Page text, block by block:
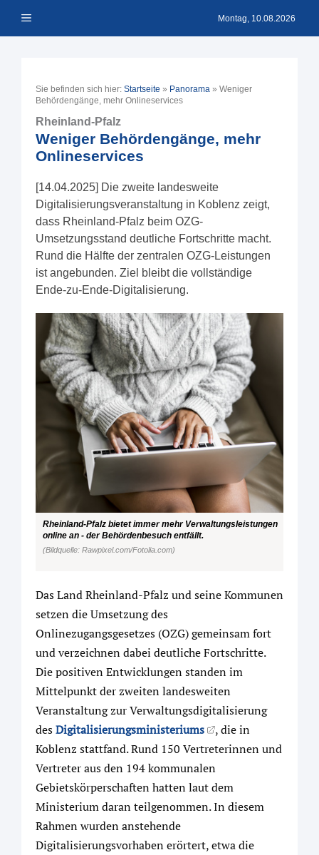
Inhalt Menü Montag, 10.08.2026
Sie befinden sich hier: Startseite » Panorama » Weniger
Behördengänge, mehr Onlineservices
Rheinland-Pfalz
Weniger Behördengänge, mehr
Onlineservices
[14.04.2025] Die zweite landesweite
Digitalisierungsveranstaltung in Koblenz zeigt,
dass Rheinland-Pfalz beim OZG-
Umsetzungsstand deutliche Fortschritte macht.
Rund die Hälfte der zentralen OZG-Leistungen
ist angebunden. Ziel bleibt die vollständige
Ende-zu-Ende-Digitalisierung.
Rheinland-Pfalz bietet immer mehr Verwaltungsleistungen
online an - der Behördenbesuch entfällt.
(Bildquelle: Rawpixel.com/Fotolia.com)
Das Land Rheinland-Pfalz und seine Kommunen
setzen die Umsetzung des
Onlinezugangsgesetzes (OZG) gemeinsam fort
und verzeichnen dabei deutliche Fortschritte.
Die positiven Entwicklungen standen im
Mittelpunkt der zweiten landesweiten
Veranstaltung zur Verwaltungsdigitalisierung
desDigitalisierungsministeriums
, die in
Koblenz stattfand. Rund 150 Vertreterinnen und
Vertreter aus den 194 kommunalen
Gebietskörperschaften hatten laut dem
Ministerium daran teilgenommen. In diesem
Rahmen wurden anstehende
Digitalisierungsvorhaben erörtert, etwa die